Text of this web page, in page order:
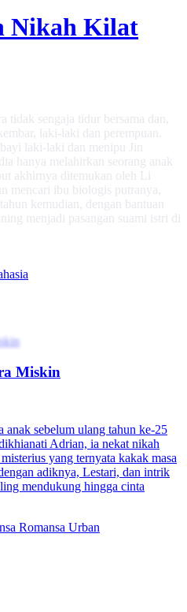
Nikah Kilat
tidak sengaja tidur bersama dan,
laki-laki dan perempuan.
laki-laki dan menipu Jin
hanya melahirkan seorang anak
akhirnya ditemukan oleh Li
mencari ibu biologis putranya,
kemudian, dengan bantuan
menjadi pasangan suami istri di
Miskin
sebelum ulang tahun ke-25
Adrian, ia nekat nikah
yang ternyata kakak masa
adiknya, Lestari, dan intrik
mendukung hingga cinta
Romansa Urban